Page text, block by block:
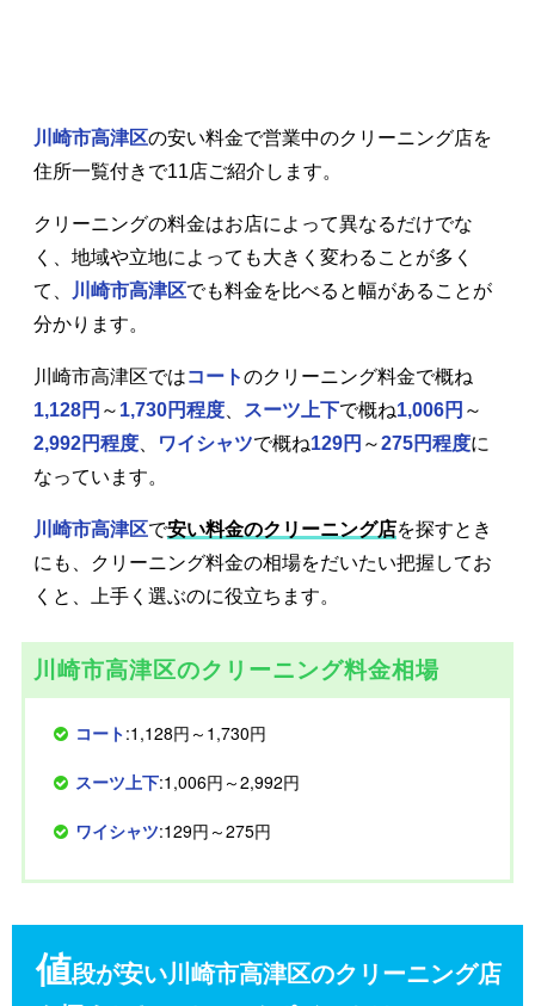
川崎市高津区の安い料金で営業中のクリーニング店を
住所一覧付きで11店ご紹介します。
クリーニングの料金はお店によって異なるだけでな
く、地域や立地によっても大きく変わることが多く
て、
川崎市高津区でも料金を比べると幅があることが
分かります。
川崎市高津区ではコートのクリーニング料金で概ね
1,128円 ～ 1,730円程度 スーツ上下で概ね1,006円 ～
2,992円程度
ワイシャツで概ね129円 ～275円程度に
なっています。
川崎市高津区で安い料金のクリーニング店を探すとき
にも、クリーニング料金の相場をだいたい把握してお
くと、上手く選ぶのに役立ちます。
川崎市高津区のクリーニング料金相場
コート:1,128円～1,730円
スーツ上下:1,006円～2,992円
ワイシャツ:129円～275円
値段が安い川崎市高津区のクリーニング店